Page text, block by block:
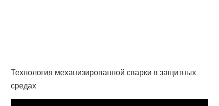
Технология механизированной сварки в защитных
средах